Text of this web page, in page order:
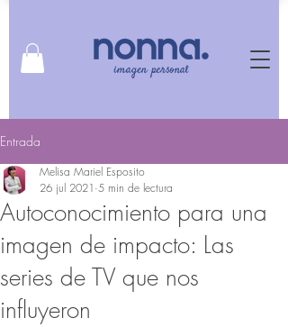
Entrada
Autoconocimiento para una
imagen de impacto: Las
series de TV que nos
influyeron
Melisa Mariel Esposito
26 jul 2021 5 min de lectura